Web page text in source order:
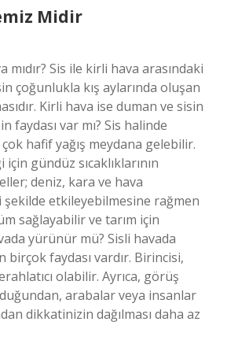
Midir
mıdır? Sis ile kirli hava arasındaki
çoğunlukla kış aylarında oluşan
Kirli hava ise duman ve sisin
faydası var mı? Sis halinde
hafif yağış meydana gelebilir.
gündüz sıcaklıklarının
deniz, kara ve hava
şekilde etkileyebilmesine rağmen
sağlayabilir ve tarım için
yürünür mü? Sisli havada
birçok faydası vardır. Birincisi,
olabilir. Ayrıca, görüş
arabalar veya insanlar
dikkatinizin dağılması daha az